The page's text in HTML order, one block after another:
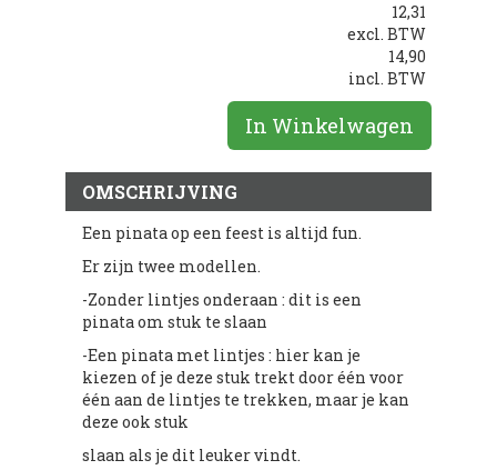
12,31
excl. BTW
14,90
incl. BTW
In Winkelwagen
OMSCHRIJVING
Een pinata op een feest is altijd fun.
Er zijn twee modellen.
-Zonder lintjes onderaan : dit is een
pinata om stuk te slaan
-Een pinata met lintjes : hier kan je
kiezen of je deze stuk trekt door één voor
één aan de lintjes te trekken, maar je kan
deze ook stuk
slaan als je dit leuker vindt.